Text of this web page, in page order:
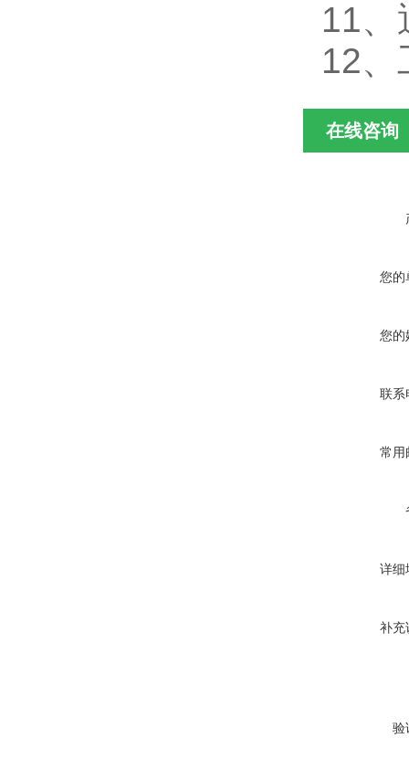
11、
12、
在线咨询
您的
您的
联系
常用
详细
补充
验